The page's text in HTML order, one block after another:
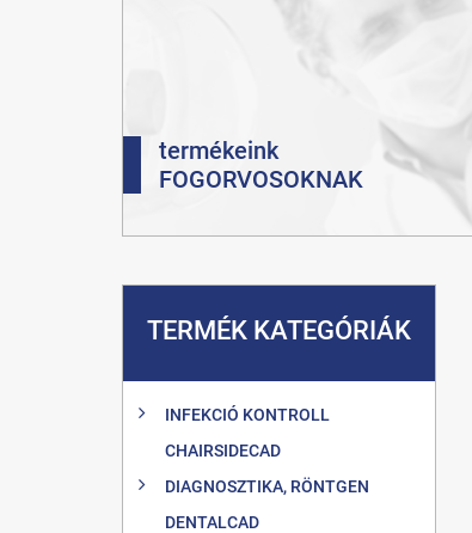
termékeink
FOGORVOSOKNAK
TERMÉK KATEGÓRIÁK
INFEKCIÓ KONTROLL
CHAIRSIDECAD
DIAGNOSZTIKA, RÖNTGEN
DENTALCAD